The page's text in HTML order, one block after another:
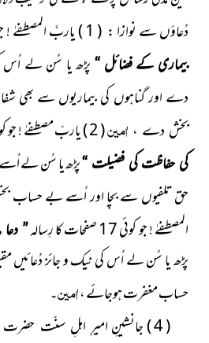
دُعاؤں سے نوازا : ( 1 ) یاربَّ المصطفےٰ ! جو کوئی 17صَفحات کا رِسالہ
بیماری کے فضائل “پڑھ یا سُن لے اُس
دے اور گناہوں کی بیماریوں سے
بخش دے ، اٰمین( 2 ) یاربِّ مصطفےٰ ! جو کوئی 17صفحات کا رِسالہ
کی حفاظت کی فضیلت “پڑھ یا سُن لے اُسے
حق تلفیوں سے بچا اور اُسے بے
المصطفےٰ ! جو کوئی 17 صفحات کا رِسالہ
” دعا
پڑھ یا سُن لے اُس کی نیک و جائز دُعائیں
حساب مغفرت ہوجائے ،اٰمین۔
( 4 )
جانشینِ امیرِ اہلِ سنّت حضرت